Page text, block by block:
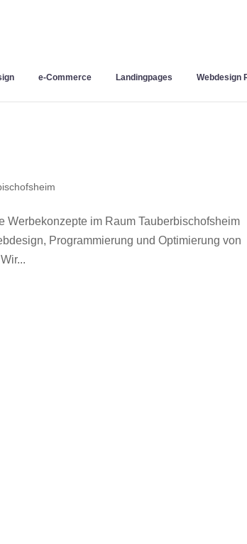
e-Commerce Landingpages Webdesign
Werbekonzepte im Raum Tauberbischofsheim
Programmierung und Optimierung von